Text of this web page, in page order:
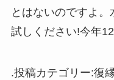
とはないのですよ
試しください!今年
.投稿カテゴリー:復